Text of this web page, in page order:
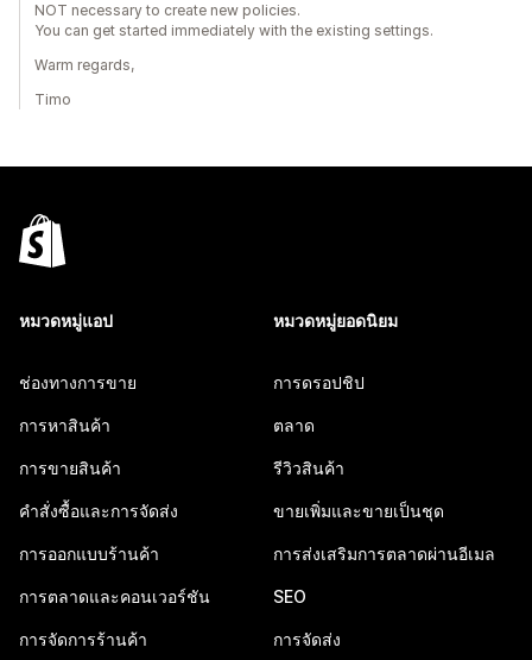
NOT necessary to create new policies.
You can get started immediately with the existing settings.
Warm regards,
Timo
หมวดหมู่แอป
ช่องทางการขาย
การหาสินค้า
การขายสินค้า
คำสั่งซื้อและการจัดส่ง
การออกแบบร้านค้า
การตลาดและคอนเวอร์ชัน
การจัดการร้านค้า
หมวดหมู่ยอดนิยม
การดรอปชิป
ตลาด
รีวิวสินค้า
ขายเพิ่มและขายเป็นชุด
การส่งเสริมการตลาดผ่านอีเมล
SEO
การจัดส่ง